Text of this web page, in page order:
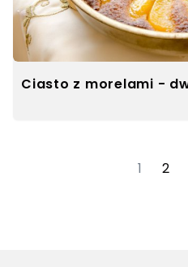
Ciasto z morelami -
1 2